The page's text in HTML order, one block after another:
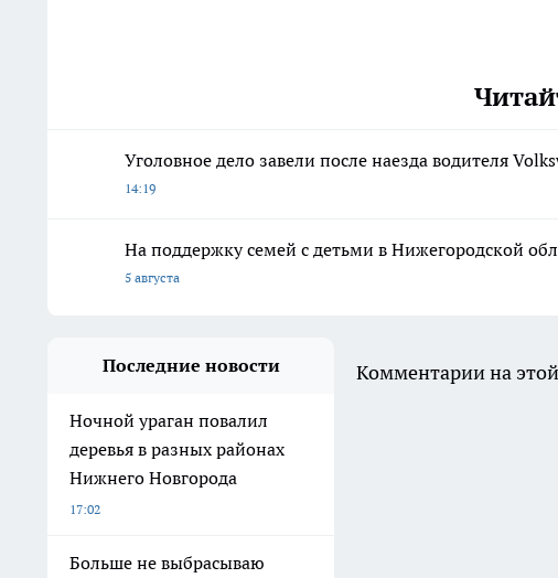
Уголовное дело завели после наезда водителя
14:19
На поддержку семей с детьми в Нижегородской
5 августа
Последние новости
Ночной ураган повалил
деревья в разных районах
Нижнего Новгорода
17:02
Больше не выбрасываю
Комментарии на